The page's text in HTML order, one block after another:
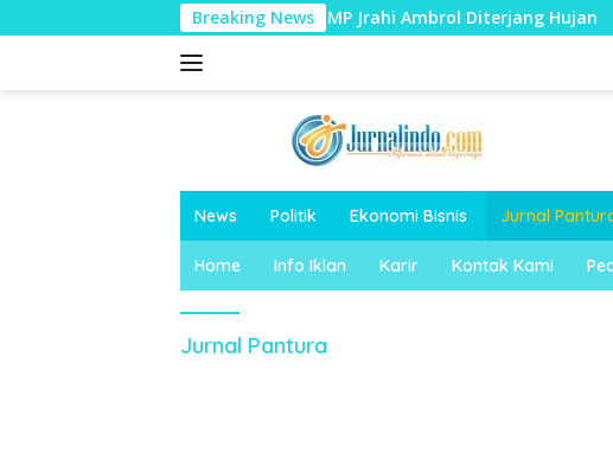
ke
Breaking News
Baru Dibangun, Talut KDMP Jrahi Ambrol Diterjang Hujan
News Politik Ekonomi Bisnis Jurnal
Home Info Iklan Karir Kontak Kami
Jurnal Pantura